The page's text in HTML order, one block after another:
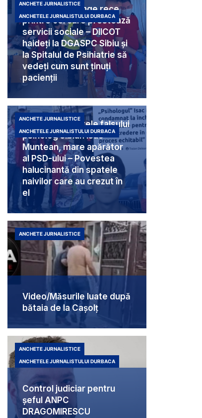
Criminali cu sânge rece
printre cei care prestează
servicii sociale – DIICOT
haideți la DGASPC Sibiu și
la Spitalul de Psihiatrie să
vedeți cum sunt ținuți
pacienții
ANCHETE JURNALISTICE
ANCHETELE JURNALISTULUI DURBACA
Umbra din spatele falsului
psiholog sibian Isac
Muntean, mare apărător
al PSD-ului – Povestea
halucinantă din spatele
naivilor care au crezut în
el
ANCHETE JURNALISTICE
ANCHETELE JURNALISTULUI DURBACA
Video/Măsurile luate după
bătaia de la Cașolț
ANCHETE JURNALISTICE
Control judiciar pentru
șeful ANPC
DRAGOMIRESCU
ANCHETE JURNALISTICE
ANCHETELE JURNALISTULUI DURBACA